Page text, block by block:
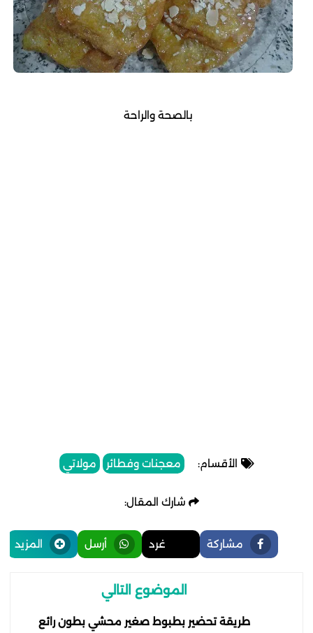
بالصحة والراحة
الأقسام: معجنات وفطائر مولاتي
شارك المقال:
مشاركة غرد أرسل المزيد
الموضوع التالي
طريقة تحضير بطبوط صغير محشي بطون رائع